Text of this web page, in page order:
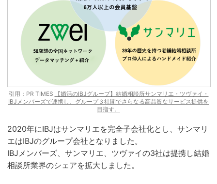
引用：PR TIMES
【婚活のIBJグループ】結婚相談所サンマリエ・ツヴァイ・
IBJメンバーズで連携し、グループ３社間でさらなる高品質なサービス提供を
目指す。
2020年にIBJはサンマリエを完全子会社化とし、サンマリ
エはIBJのグループ会社となりました。
IBJメンバーズ、サンマリエ、ツヴァイの3社は提携し結婚
相談所業界のシェアを拡大しました。